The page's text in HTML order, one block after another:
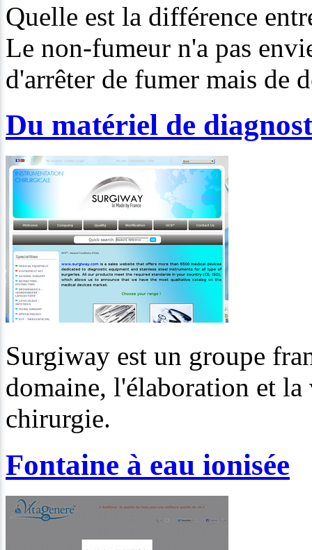
Quelle est la différence
Le non-fumeur n'a pas
d'arrêter de fumer mais de
Du matériel de
Surgiway est un groupe
domaine, l'élaboration et la
chirurgie.
Fontaine à eau ionisée